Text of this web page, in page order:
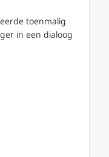
en Radicaliteit (5)
toenmalig
in een dialoog
‘Russofilie’, het